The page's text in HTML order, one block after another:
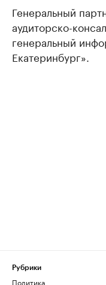
Генеральный
аудиторско-
генеральный
Екатеринбург».
Рубрики
Политика